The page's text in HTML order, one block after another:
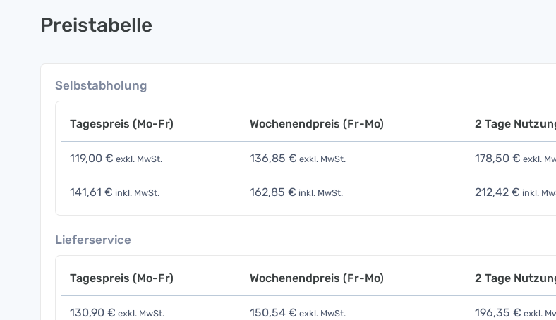
Preistabelle
Selbstabholung
Tagespreis (Mo-Fr) Wochenendpreis (Fr-Mo) 2 Tage
119,00 € exkl. MwSt. 136,85 € exkl. MwSt. 178,50 € exkl.
141,61 € inkl. MwSt. 162,85 € inkl. MwSt. 212,42 € inkl.
Lieferservice
Tagespreis (Mo-Fr) Wochenendpreis (Fr-Mo) 2 Tage
130,90 € exkl. MwSt. 150,54 € exkl. MwSt. 196,35 € exkl.